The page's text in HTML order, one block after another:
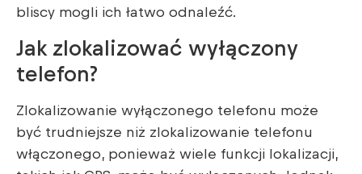
bliscy mogli ich łatwo odnaleźć.
Jak zlokalizować wyłączony
telefon?
Zlokalizowanie wyłączonego telefonu może
być trudniejsze niż zlokalizowanie telefonu
włączonego, ponieważ wiele funkcji lokalizacji,